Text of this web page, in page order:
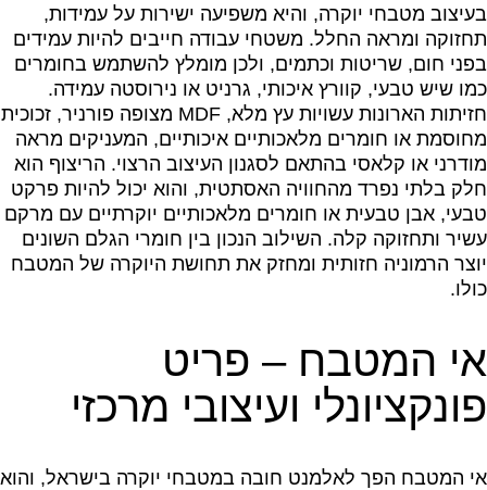
בעיצוב מטבחי יוקרה, והיא משפיעה ישירות על עמידות,
תחזוקה ומראה החלל. משטחי עבודה חייבים להיות עמידים
בפני חום, שריטות וכתמים, ולכן מומלץ להשתמש בחומרים
כמו שיש טבעי, קוורץ איכותי, גרניט או נירוסטה עמידה.
חזיתות הארונות עשויות עץ מלא, MDF מצופה פורניר, זכוכית
מחוסמת או חומרים מלאכותיים איכותיים, המעניקים מראה
מודרני או קלאסי בהתאם לסגנון העיצוב הרצוי. הריצוף הוא
חלק בלתי נפרד מהחוויה האסתטית, והוא יכול להיות פרקט
טבעי, אבן טבעית או חומרים מלאכותיים יוקרתיים עם מרקם
עשיר ותחזוקה קלה. השילוב הנכון בין חומרי הגלם השונים
יוצר הרמוניה חזותית ומחזק את תחושת היוקרה של המטבח
כולו.
אי המטבח – פריט
פונקציונלי ועיצובי מרכזי
אי המטבח הפך לאלמנט חובה במטבחי יוקרה בישראל, והוא